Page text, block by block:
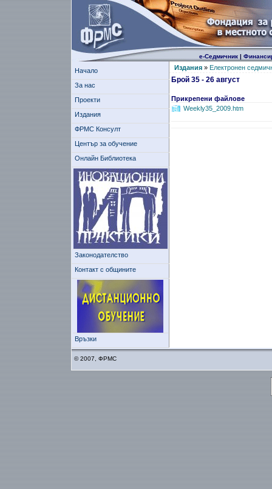
е-Седмичник|
Начало
За нас
Проекти
Издания
ФРМС Консулт
Център за обучение
Онлайн Библиотека
Законодателство
Контакт с общините
Връзки
Издания» Електронен
Брой 35 - 26 август
Прикрепени файлове
Weekly35_2009.htm
© 2007, ФРМС